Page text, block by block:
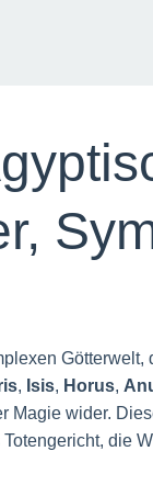
, Isis, Horus,
Magie wider.
die